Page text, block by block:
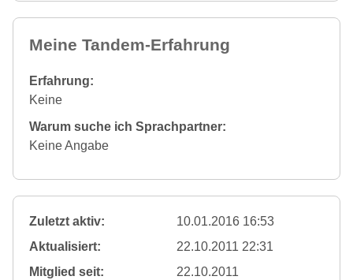
Meine Tandem-Erfahrung
Erfahrung:
Keine
Warum suche ich Sprachpartner:
Keine Angabe
Zuletzt aktiv:
10.01.2016 16:53
Aktualisiert:
22.10.2011 22:31
Mitglied seit:
22.10.2011